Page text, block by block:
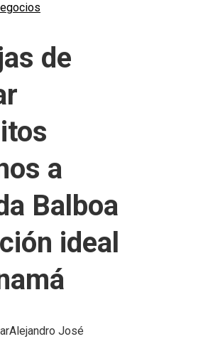
de
a
Balboa
ideal
Alejandro José